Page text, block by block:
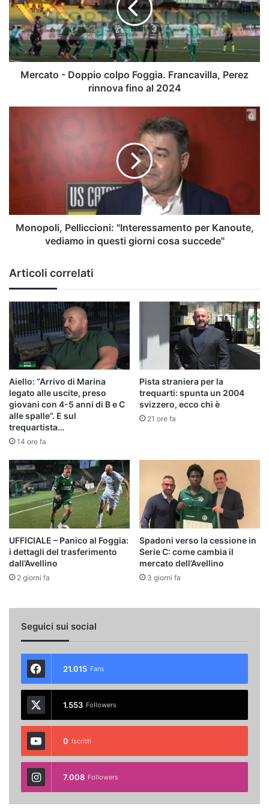
Foggia.
Francavilla,
Perez
rinnova
fino
Mercato - Doppio colpo Foggia. Francavilla, Perez
rinnova fino al 2024
giorni
cosa
Monopoli, Pelliccioni: "Interessamento per Kanoute,
vediamo in questi giorni cosa succede"
Articoli correlati
Aiello: “Arrivo di Marina
legato alle uscite, preso
giovani con 4-5 anni di B e C
alle spalle”. E sul
trequartista…
14 ore fa
Pista straniera per la
trequarti: spunta un 2004
svizzero, ecco chi è
21 ore fa
UFFICIALE – Panico al Foggia:
i dettagli del trasferimento
dall’Avellino
2 giorni fa
Spadoni verso la cessione in
Serie C: come cambia il
mercato dell’Avellino
3 giorni fa
Seguici sui social
21.015 Fans
1.553 Followers
0 Iscritti
7.008 Followers